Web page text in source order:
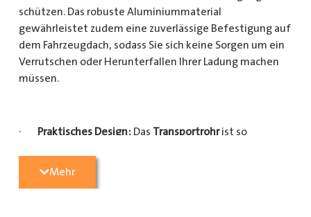
schützen. Das robuste Aluminiummaterial
gewährleistet zudem eine zuverlässige Befestigung auf
dem Fahrzeugdach, sodass Sie sich keine Sorgen um ein
Verrutschen oder Herunterfallen Ihrer Ladung machen
müssen.
· Praktisches Design: Das Transportrohrist so
Gegenständen sicher und einfach transportieren kann
Mehr